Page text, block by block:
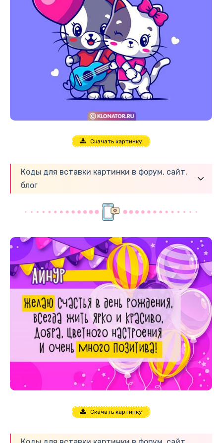
Скачать картинку
Коды для вставки картинки в форум, сайт,
блог
Скачать картинку